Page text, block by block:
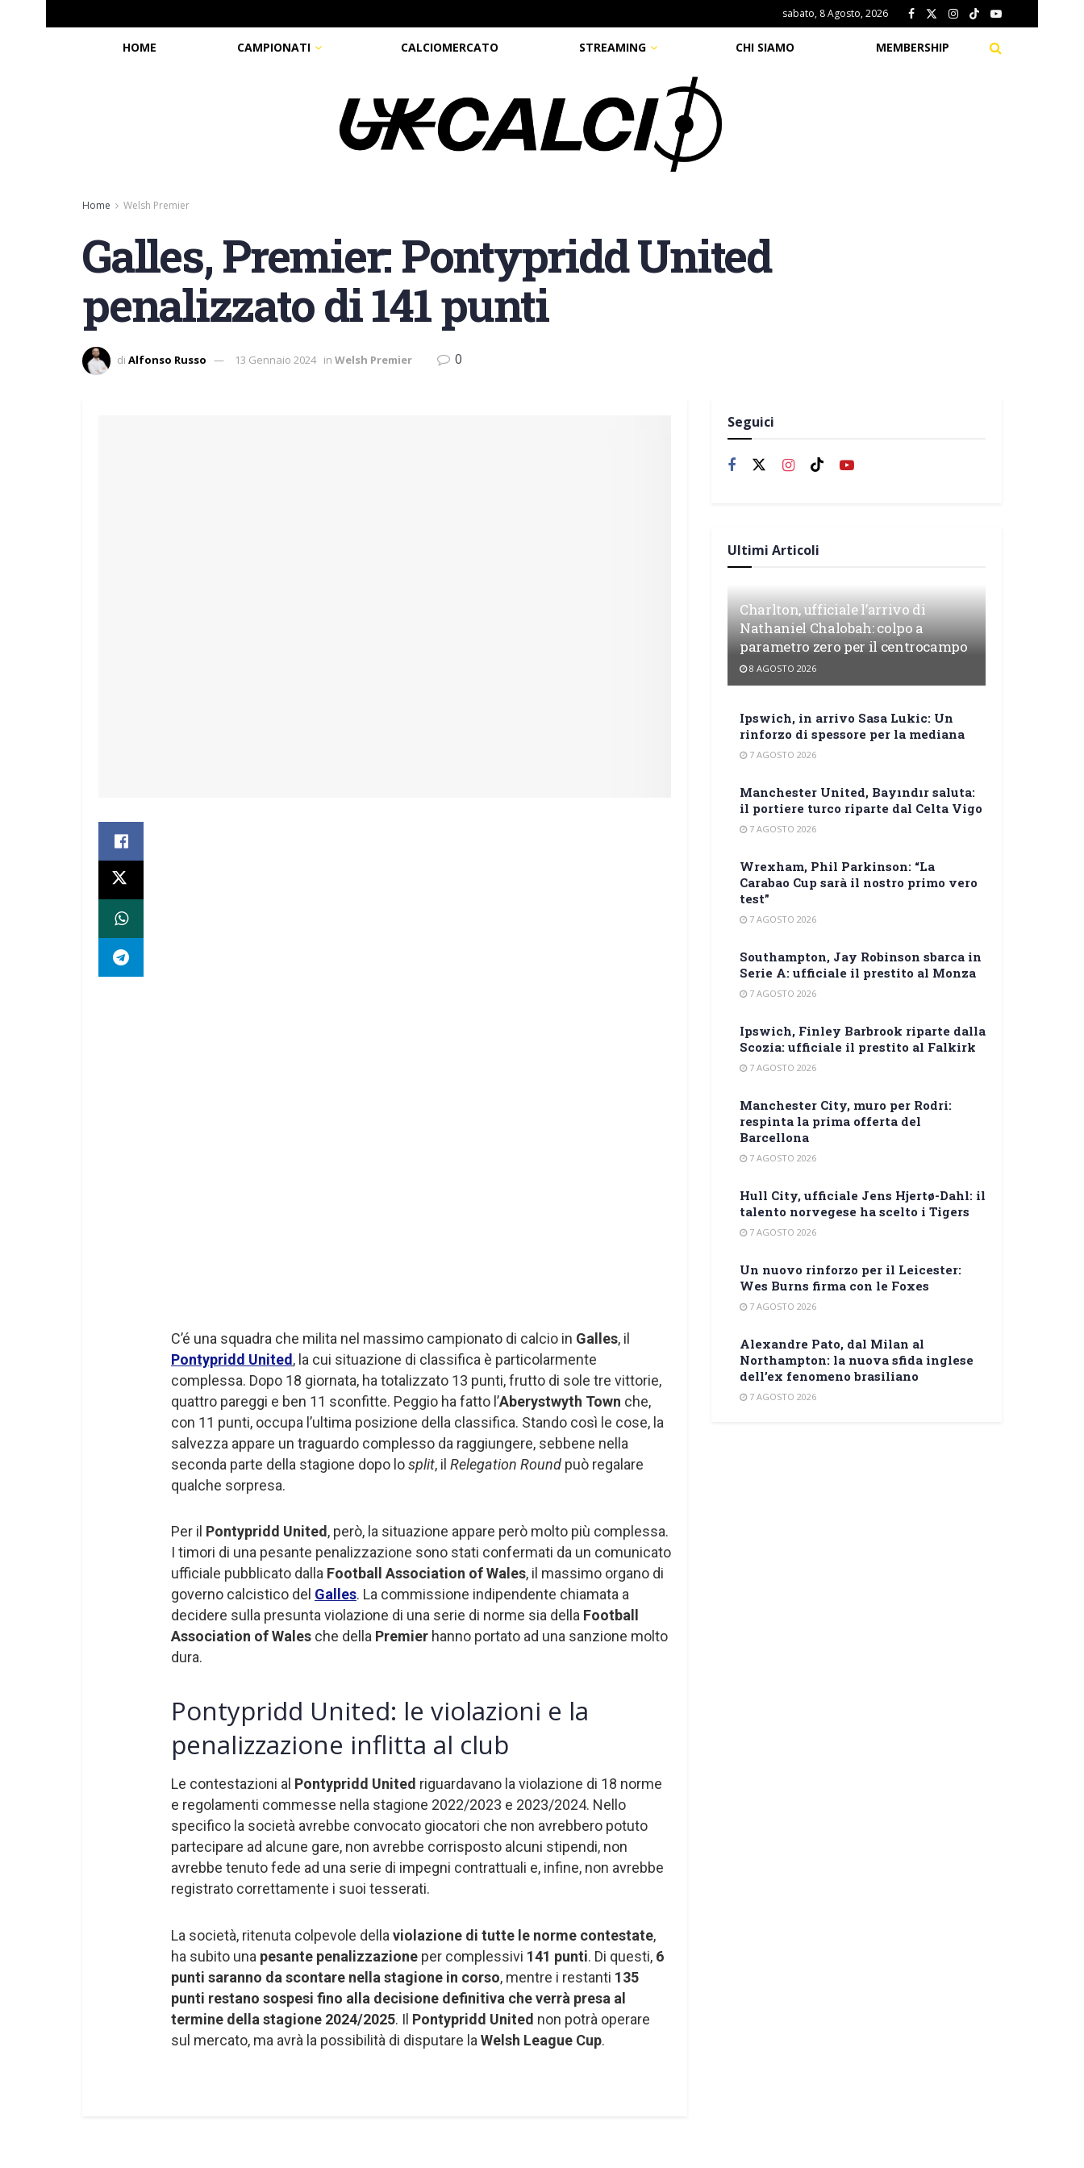
sabato, 8 Agosto, 2026
HOME CAMPIONATI CALCIOMERCATO STREAMING CHI SIAMO MEMBERSHIP
Home Welsh Premier
Galles, Premier: Pontypridd United
penalizzato di 141 punti
di Alfonso Russo 13 Gennaio 2024 in Welsh Premier 0
C’é una squadra che milita nel massimo campionato di calcio in Galles, il
Pontypridd United, la cui situazione di classifica è particolarmente
complessa. Dopo 18 giornata, ha totalizzato 13 punti, frutto di sole tre vittorie,
quattro pareggi e ben 11 sconfitte. Peggio ha fatto l’Aberystwyth Town che,
con 11 punti, occupa l’ultima posizione della classifica. Stando così le cose, la
salvezza appare un traguardo complesso da raggiungere, sebbene nella
seconda parte della stagione dopo losplit, il Relegation Round può regalare
qualche sorpresa.
Per il Pontypridd United, però, la situazione appare però molto più complessa.
I timori di una pesante penalizzazione sono stati confermati da un comunicato
ufficiale pubblicato dalla Football Association of Wales, il massimo organo di
governo calcistico del Galles. La commissione indipendente chiamata a
decidere sulla presunta violazione di una serie di norme sia della Football
Association of Wales che della Premier hanno portato ad una sanzione molto
dura.
Pontypridd United: le violazioni e la
penalizzazione inflitta al club
Le contestazioni al Pontypridd United riguardavano la violazione di 18 norme
e regolamenti commesse nella stagione 2022/2023 e 2023/2024. Nello
specifico la società avrebbe convocato giocatori che non avrebbero potuto
partecipare ad alcune gare, non avrebbe corrisposto alcuni stipendi, non
avrebbe tenuto fede ad una serie di impegni contrattuali e, infine, non avrebbe
registrato correttamente i suoi tesserati.
La società, ritenuta colpevole della violazione di tutte le norme contestate,
ha subito una pesante penalizzazione per complessivi 141 punti. Di questi, 6
punti saranno da scontare nella stagione in corso, mentre i restanti 135
punti restano sospesi fino alla decisione definitiva che verrà presa al
termine della stagione 2024/2025. Il Pontypridd United non potrà operare
sul mercato, ma avrà la possibilità di disputare la Welsh League Cup.
Seguici
Ultimi Articoli
Charlton, ufficiale l’arrivo di
Nathaniel Chalobah: colpo a
parametro zero per il centrocampo
8 AGOSTO 2026
Ipswich, in arrivo Sasa Lukic: Un
rinforzo di spessore per la mediana
7 AGOSTO 2026
Manchester United, Bayındır saluta:
il portiere turco riparte dal Celta Vigo
7 AGOSTO 2026
Wrexham, Phil Parkinson: “La
Carabao Cup sarà il nostro primo vero
test”
7 AGOSTO 2026
Southampton, Jay Robinson sbarca in
Serie A: ufficiale il prestito al Monza
7 AGOSTO 2026
Ipswich, Finley Barbrook riparte dalla
Scozia: ufficiale il prestito al Falkirk
7 AGOSTO 2026
Manchester City, muro per Rodri:
respinta la prima offerta del
Barcellona
7 AGOSTO 2026
Hull City, ufficiale Jens Hjertø-Dahl: il
talento norvegese ha scelto i Tigers
7 AGOSTO 2026
Un nuovo rinforzo per il Leicester:
Wes Burns firma con le Foxes
7 AGOSTO 2026
Alexandre Pato, dal Milan al
Northampton: la nuova sfida inglese
dell’ex fenomeno brasiliano
7 AGOSTO 2026